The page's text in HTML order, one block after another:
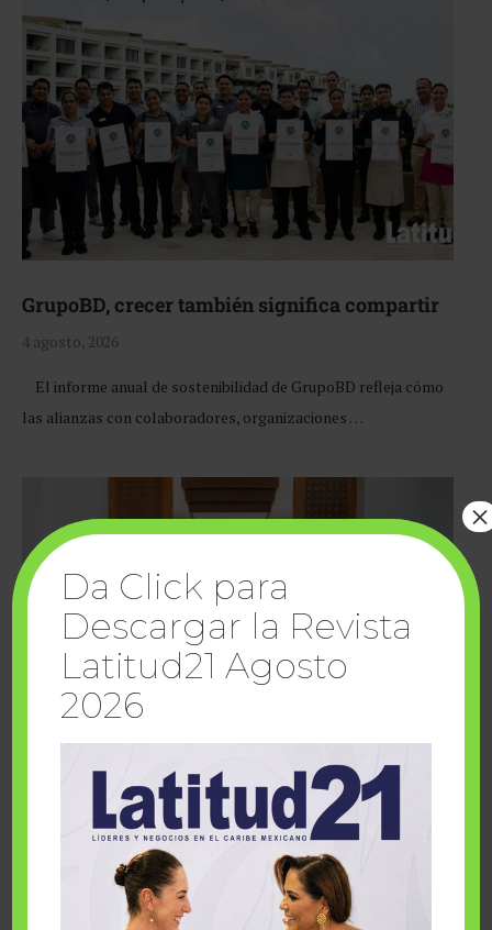
GrupoBD, crecer también significa compartir
4 agosto, 2026
El informe anual de sostenibilidad de GrupoBD refleja cómo
las alianzas con colaboradores, organizaciones …
Cuando la solidaridad inspira; cumplen
sueños Fairmont Mayakoba y Make-A-Wish
Da Click para
Descargar la Revista
Latitud21 Agosto
2026
×